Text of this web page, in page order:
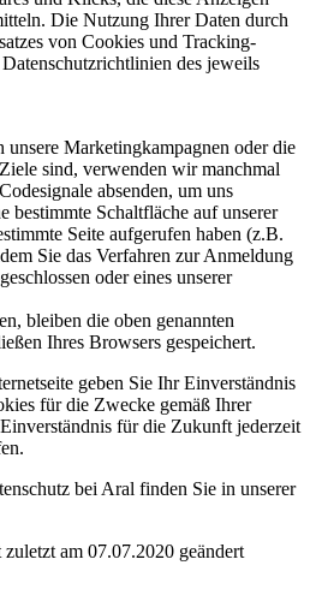
Die Nutzung Ihrer Daten durch
von Cookies und Tracking-
des jeweils
Marketingkampagnen oder die
sind, verwenden wir manchmal
absenden, um uns
bestimmte Schaltfläche auf unserer
Seite aufgerufen haben (z.B.
Sie das Verfahren zur Anmeldung
oder eines unserer
bleiben die oben genannten
Ihres Browsers gespeichert.
geben Sie Ihr Einverständnis
für die Zwecke gemäß Ihrer
für die Zukunft jederzeit
bei Aral finden Sie in unserer
am 07.07.2020 geändert